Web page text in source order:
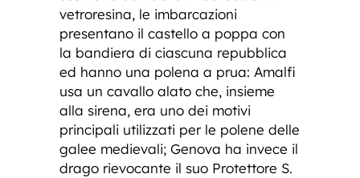
vetroresina, le imbarcazioni
presentano il castello a poppa con
la bandiera di ciascuna repubblica
ed hanno una polena a prua: Amalfi
usa un cavallo alato che, insieme
alla sirena, era uno dei motivi
principali utilizzati per le polene delle
galee medievali; Genova ha invece il
drago rievocante il suo Protettore S.